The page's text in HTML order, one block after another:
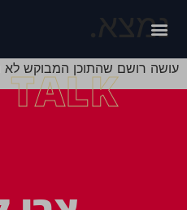
נמצא.
עושה רושם שהתוכן המבוקש לא
TALK